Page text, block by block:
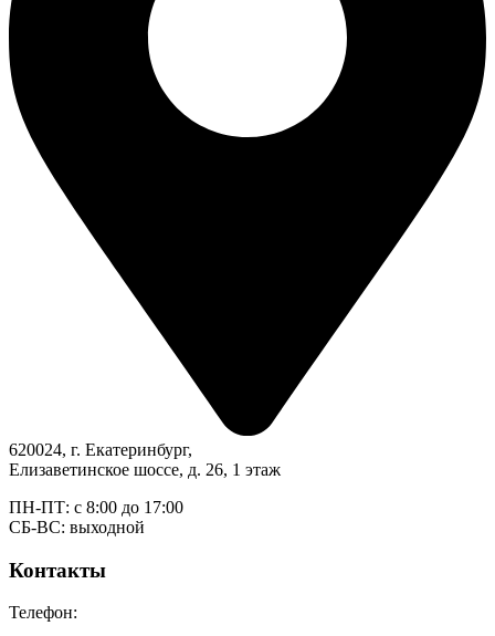
620024, г. Екатеринбург,
Елизаветинское шоссе, д. 26, 1 этаж
ПН-ПТ: с 8:00 до 17:00
СБ-ВС: выходной
Контакты
Телефон: